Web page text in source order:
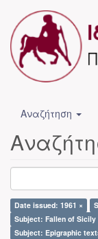
Αναζήτηση
Date issued: 1961 ×
Subject: Fallen of Sicily
Subject: Epigraphic